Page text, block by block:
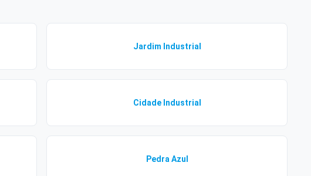
Jardim Industrial
Cidade Industrial
Pedra Azul